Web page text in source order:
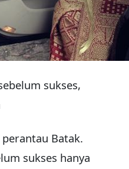
sukses,
Batak.
sukses hanya